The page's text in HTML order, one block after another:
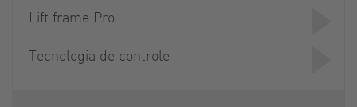
Lift frame Pro
Tecnologia de controle